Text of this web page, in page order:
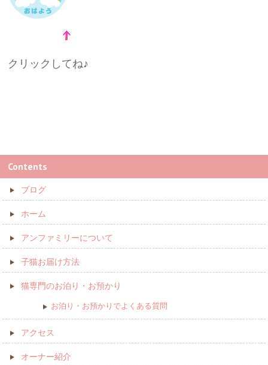
クリックしてね♪
Contents
ブログ
ホーム
アンファミリーについて
子猫お届け方法
猫専門のお泊り・お預かり
お泊り・お預かりでよくある質問
アクセス
オーナー紹介